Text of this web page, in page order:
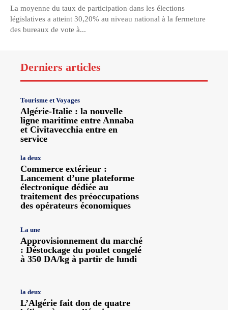
La moyenne du taux de participation dans les élections
législatives a atteint 30,20% au niveau national à la fermeture
des bureaux de vote à...
Derniers articles
Tourisme et Voyages
Algérie-Italie : la nouvelle
ligne maritime entre Annaba
et Civitavecchia entre en
service
la deux
Commerce extérieur :
Lancement d’une plateforme
électronique dédiée au
traitement des préoccupations
des opérateurs économiques
La une
Approvisionnement du marché
: Déstockage du poulet congelé
à 350 DA/kg à partir de lundi
la deux
L’Algérie fait don de quatre